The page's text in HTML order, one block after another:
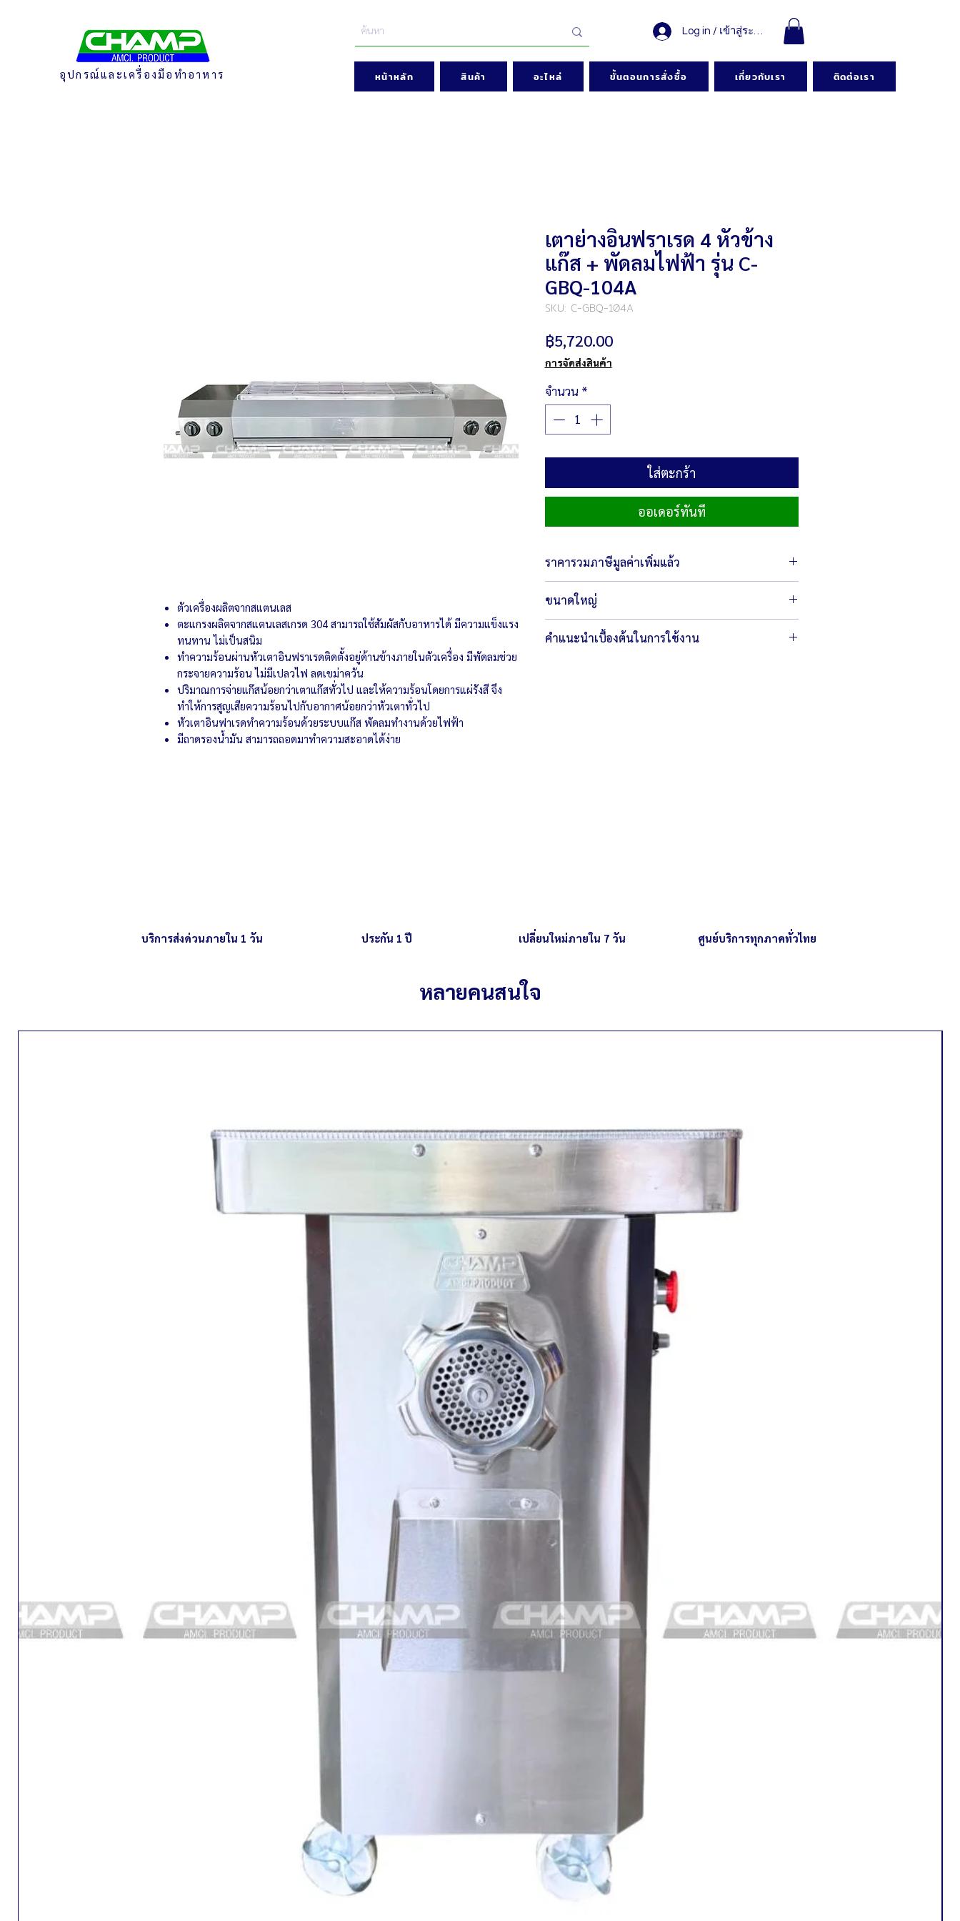
อุปกรณ์และเครื่องมือทำอาหาร
Log in / เข้าสู่ระบบ
หน้าหลัก สินค้า อะไหล่ ขั้นตอนการสั่งซื้อ เกี่ยวกับเรา ติดต่อเรา
ตัวเครื่องผลิตจากสแตนเลส
ตะแกรงผลิตจากสแตนเลสเกรด 304 สามารถใช้สัมผัสกับอาหารได้ มีความแข็งแรง
ทนทาน ไม่เป็นสนิม
ทำความร้อนผ่านหัวเตาอินฟราเรดติดตั้งอยู่ด้านข้างภายในตัวเครื่อง มีพัดลมช่วย
กระจายความร้อน ไม่มีเปลวไฟ ลดเขม่าควัน
ปริมาณการจ่ายแก๊สน้อยกว่าเตาแก๊สทั่วไป และให้ความร้อนโดยการแผ่รังสี จึง
ทำให้การสูญเสียความร้อนไปกับอากาศน้อยกว่าหัวเตาทั่วไป
หัวเตาอินฟาเรดทำความร้อนด้วยระบบแก๊ส พัดลมทำงานด้วยไฟฟ้า
มีถาดรองน้ำมัน สามารถถอดมาทำความสะอาดได้ง่าย
เตาย่างอินฟราเรด 4 หัวข้าง
แก๊ส + พัดลมไฟฟ้า รุ่น C-
GBQ-104A
SKU: C-GBQ-104A
฿5,720.00ราคา
การจัดส่งสินค้า
จำนวน *
ใส่ตะกร้า
ออเดอร์ทันที
ราคารวมภาษีมูลค่าเพิ่มแล้ว
ขนาดใหญ่
น้ำหนัก 14 กิโลกรัม
คำแนะนำเบื้องต้นในการใช้งาน
บริการส่งด่วนภายใน 1 วัน ประกัน 1 ปี เปลี่ยนใหม่ภายใน 7 วัน ศูนย์บริการทุกภาคทั่วไทย
หลายคนสนใจ